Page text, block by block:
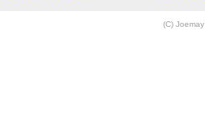
(C)